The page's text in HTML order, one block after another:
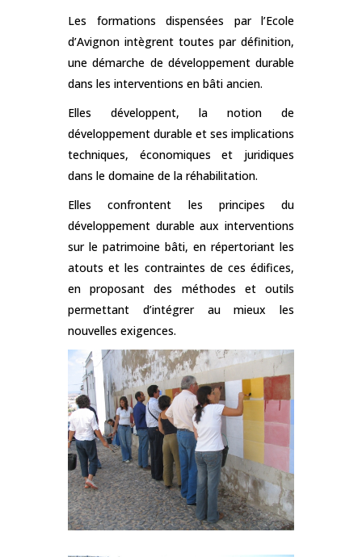
Les formations dispensées par l’Ecole
d’Avignon intègrent toutes par définition,
une démarche de développement durable
dans les interventions en bâti ancien.
Elles développent, la notion de
développement durable et ses implications
techniques, économiques et juridiques
dans le domaine de la réhabilitation.
Elles confrontent les principes du
développement durable aux interventions
sur le patrimoine bâti, en répertoriant les
atouts et les contraintes de ces édifices,
en proposant des méthodes et outils
permettant d’intégrer au mieux les
nouvelles exigences.